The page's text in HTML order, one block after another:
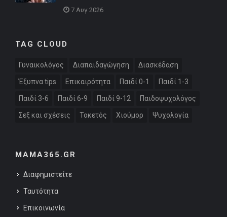
7 Αυγ 2026
TAG CLOUD
Γυναικολόγος Διαπαιδαγώγηση Διασκέδαση
Έξυπνα tips Επικαιρότητα Παιδί 0-1 Παιδί 1-3
Παιδί 3-6 Παιδί 6-9 Παιδί 9-12 Παιδοψυχολόγος
Σεξ και σχέσεις Τοκετός Χιούμορ Ψυχολογία
MAMA365.GR
Διαφημιστείτε
Ταυτότητα
Επικοινωνία